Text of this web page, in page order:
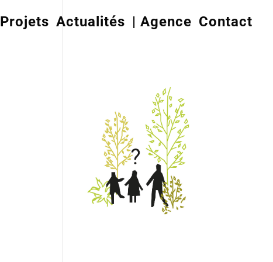
Projets Actualités | Agence Contact